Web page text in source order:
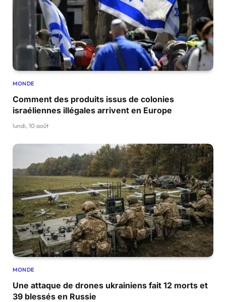
MONDE
Comment des produits issus de colonies
israéliennes illégales arrivent en Europe
lundi, 10 août
MONDE
Une attaque de drones ukrainiens fait 12 morts et
39 blessés en Russie